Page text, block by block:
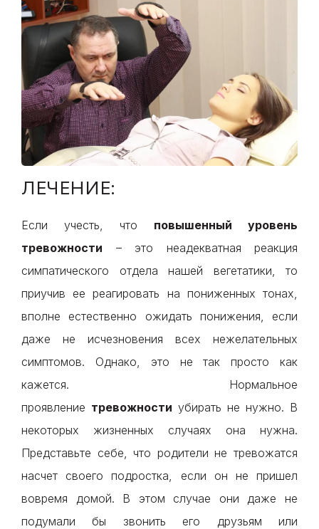
ЛЕЧЕНИЕ:
Если учесть, что повышенный уровень
тревожности – это неадекватная реакция
симпатического отдела нашей вегетатики, то
приучив ее реагировать на пониженных тонах,
вполне естественно ожидать понижения, если
даже не исчезновения всех нежелательных
симптомов. Однако, это не так просто как
кажется. Нормальное
проявление тревожности убирать не нужно. В
некоторых жизненных случаях она нужна.
Представьте себе, что родители не тревожатся
насчет своего подростка, если он не пришел
вовремя домой. В этом случае они даже не
подумали бы звонить его друзьям или